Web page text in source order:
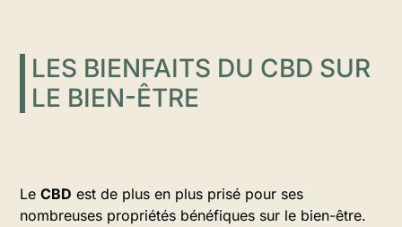
LES BIENFAITS DU CBD SUR
LE BIEN-ÊTRE
Le CBD est de plus en plus prisé pour ses
nombreuses propriétés bénéfiques sur le bien-être.